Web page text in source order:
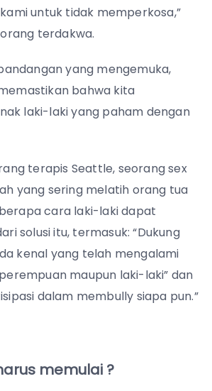
untuk tidak memperkosa,”
terdakwa.
yang mengemuka,
bahwa kita
laki-laki yang paham dengan
terapis Seattle, seorang sex
yang sering melatih orang tua
cara laki-laki dapat
solusi itu, termasuk: “Dukung
kenal yang telah mengalami
maupun laki-laki” dan
dalam membully siapa pun.”
memulai ?